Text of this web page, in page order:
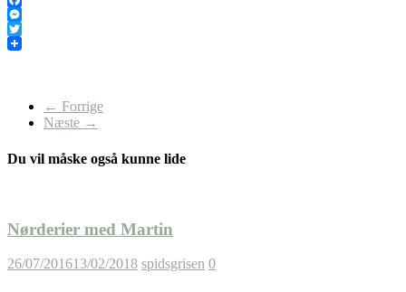
Facebook
Messenger
Twitter
← Forrige
Næste →
Du vil måske også kunne lide
Nørderier med Martin
26/07/201613/02/2018 spidsgrisen 0